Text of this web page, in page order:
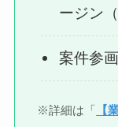
ージン
案件参
※詳細は「 【